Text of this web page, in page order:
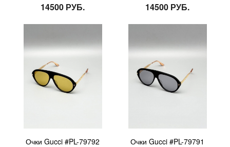
14500 РУБ. 14500 РУБ.
Очки Gucci #PL-79792 Очки Gucci #PL-79791